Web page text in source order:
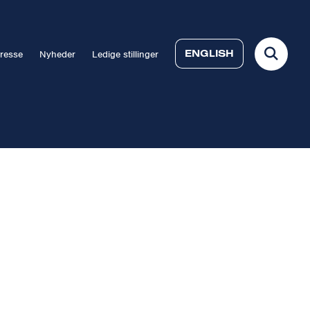
Nyheder Ledige stillinger ENGLISH